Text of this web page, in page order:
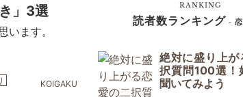
」3選
ます。
KOIGAKU
RANKING
読者数ランキング -
絶対に盛り上が
択質問100選！
聞いてみよう